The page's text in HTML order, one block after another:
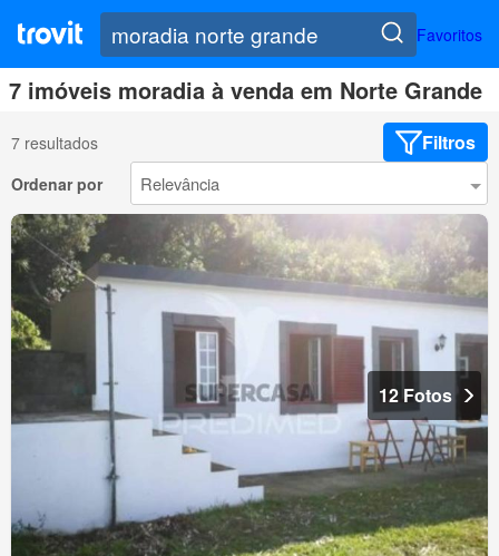
Favoritos
7 imóveis moradia à venda em Norte Grande
7 resultados Filtros
Ordenar por
12 Fotos